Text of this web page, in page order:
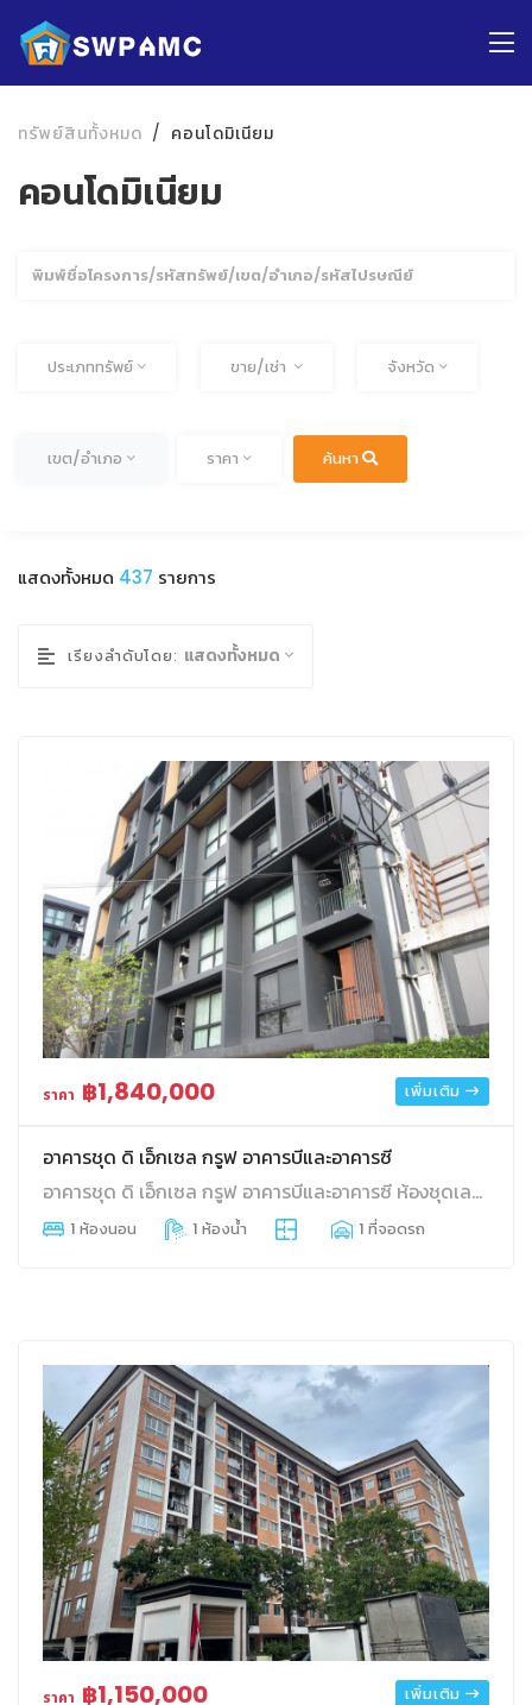
ทรัพย์สินทั้งหมด คอนโดมิเนียม
คอนโดมิเนียม
ค้นหา
ทั้งหมด
ประเภททรัพย์ ขาย/เช่า ทั้งหมด
จังหวัด
ทั้งหมด
เขต/อำเภอ ทั้งหมด
ราคา ค้นหา
แสดงทั้งหมด 437 รายการ
เรียงลำดับโดย: แสดงทั้งหมด
ราคา ฿1,840,000 เพิ่มเติม
อาคารชุด ดิ เอ็กเซล กรูฟ อาคารบีและอาคารซี
อาคารชุด ดิ เอ็กเซล กรูฟ อาคารบีและอาคารซี ห้องชุดเลขที่ 794/176 ชั้นที่ 5 อาคาร ซี พื้นที่ใช้สอย 27.41 บางนา บางนา กทม.
1 ห้องนอน 1 ห้องน้ำ 1 ที่จอดรถ
ราคา ฿1,150,000 เพิ่มเติม